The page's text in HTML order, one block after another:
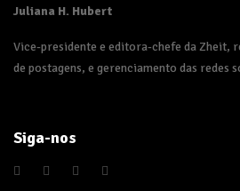
Juliana H. Hubert
Vice-presidente e editora-chefe da Zheit,
de postagens, e gerenciamento das redes
Siga-nos